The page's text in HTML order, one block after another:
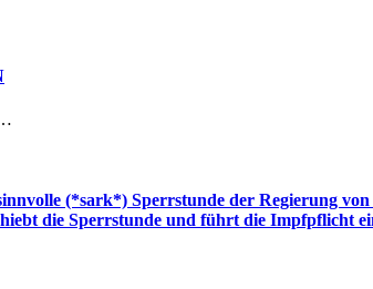
(*sark*) Sperrstunde der Regierung
die Sperrstunde und führt die Impfpflicht